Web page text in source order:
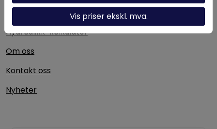
Nyttige linker
Hydraulikk-kalkulator
Om oss
Kontakt oss
Nyheter
Vis priser ekskl. mva.